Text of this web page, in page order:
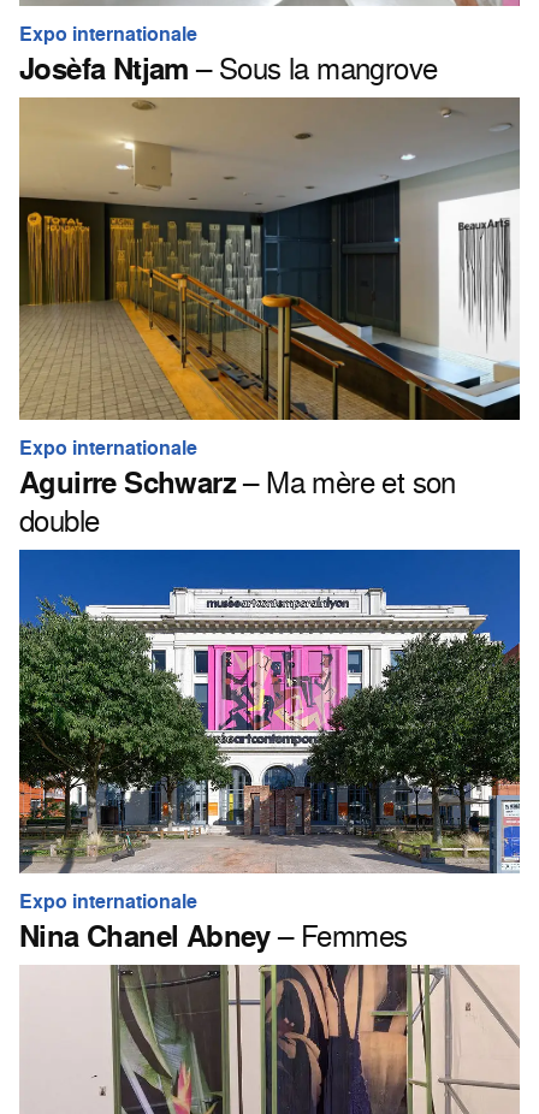
Expo internationale
Josèfa Ntjam– Sous la mangrove
Expo internationale
Aguirre Schwarz– Ma mère et son
double
Expo internationale
Nina Chanel Abney– Femmes